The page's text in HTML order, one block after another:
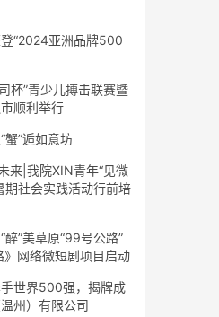
“2024亚洲品牌500
杯”青少儿搏击联赛暨
顺利举行
蟹”逅如意坊
来|我院XIN青年“见微
期社会实践活动行前培
”美草原“99号公路”
网络微短剧项目启动
世界500强，揭牌成
州）有限公司